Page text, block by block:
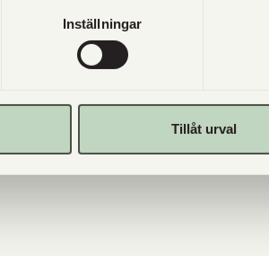
Inställningar
Tillåt urval